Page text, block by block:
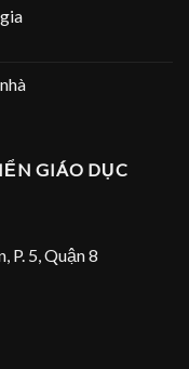
GIÁO DỤC
P. 5, Quận 8